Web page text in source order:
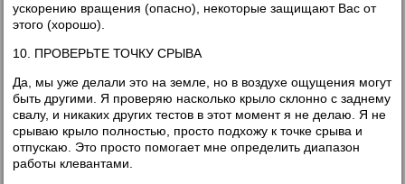
ускорению вращения (опасно), некоторые защищают Вас от
этого (хорошо).
10. ПРОВЕРЬТЕ ТОЧКУ СРЫВА
Да, мы уже делали это на земле, но в воздухе ощущения могут
быть другими. Я проверяю насколько крыло склонно с заднему
свалу, и никаких других тестов в этот момент я не делаю. Я не
срываю крыло полностью, просто подхожу к точке срыва и
отпускаю. Это просто помогает мне определить диапазон
работы клевантами.